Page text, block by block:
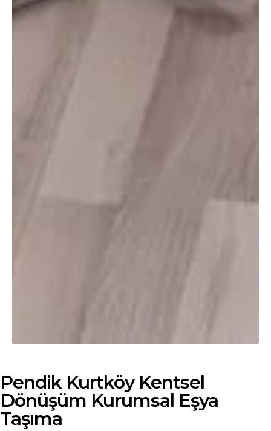
Pendik Kurtköy Kentsel
Dönüşüm Kurumsal Eşya
Taşıma